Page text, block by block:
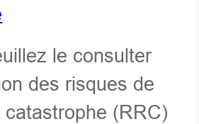
le consulter
des risques de
(RRC)